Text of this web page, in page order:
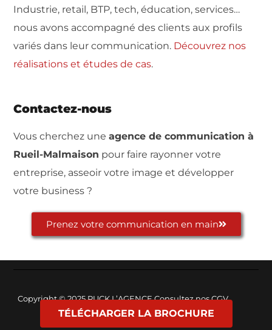
Industrie, retail, BTP, tech, éducation, services…
nous avons accompagné des clients aux profils
variés dans leur communication. Découvrez nos
réalisations et études de cas.
Contactez-nous
Vous cherchez uneagence de communication à
Rueil-Malmaison pour faire rayonner votre
entreprise, asseoir votre image et développer
votre business ?
Prenez votre communication en main
Copyright © 2025PUCK L’AGENCEConsultez nosCGV
TÉLÉCHARGER LA BROCHURE